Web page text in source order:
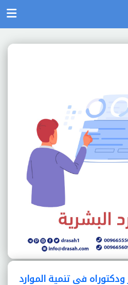
في تنمية الموارد